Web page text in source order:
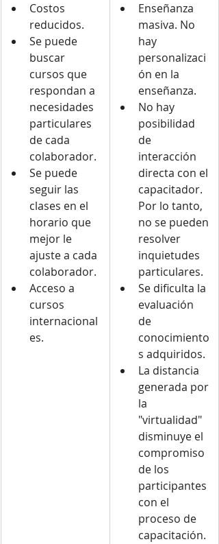
Costos
reducidos.
Se puede
buscar
cursos que
respondan a
necesidades
particulares
de cada
colaborador.
Se puede
seguir las
clases en el
horario que
mejor le
ajuste a cada
colaborador.
Acceso a
cursos
internacional
es.
Enseñanza
masiva. No
hay
personalizaci
ón en la
enseñanza.
No hay
posibilidad
de
interacción
directa con el
capacitador.
Por lo tanto,
no se pueden
resolver
inquietudes
particulares.
Se dificulta la
evaluación
de
conocimiento
s adquiridos.
La distancia
generada por
la
"virtualidad"
disminuye el
compromiso
de los
participantes
con el
proceso de
capacitación.